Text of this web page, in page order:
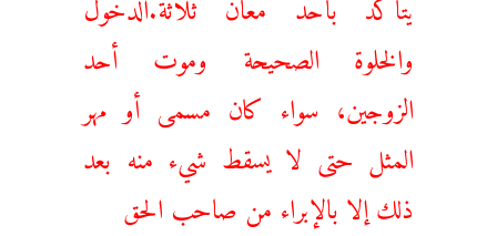
والخلوة الصحيحة وموت أحد
الزوجين، سواء كان مسمى أو مهر
المثل حتى لا يسقط شيء منه بعد
ذلك إلا بالإبراء من صاحب الحق